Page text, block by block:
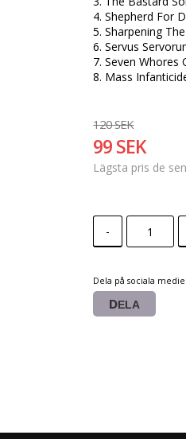
4. Shepherd For
5. Sharpening
6. Servus
7. Seven Whores
8. Mass
120 SEK
99 SEK
Lägsta pris de
-
Dela på sociala
DELA